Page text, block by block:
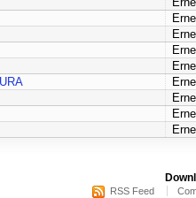
RSS Feed